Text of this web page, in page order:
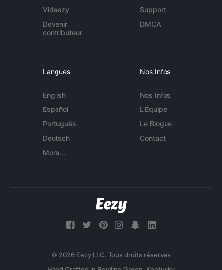
Videezy
Devenir
contributeur
Support
DMCA
Langues
English
Español
Português
Deutsch
More...
Nos Infos
Nos Infos
L'Équipe
Le Blogue
Contact
© 2026 Eezy LLC. Tous droits réservés